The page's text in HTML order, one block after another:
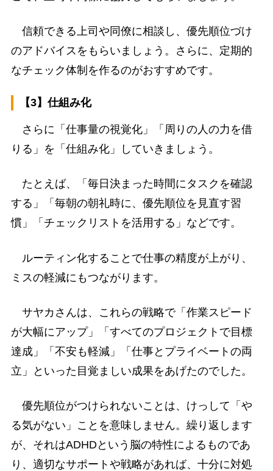
信頼できる上司や同僚に相談し、優先順位づけ
のアドバイスをもらいましょう。さらに、定期的
なチェック体制を作るのがおすすめです。
【3】仕組み化
さらに「仕事量の視覚化」「周りの人の力を借
りる」を「仕組み化」していきましょう。
たとえば、「毎日決まった時間にタスクを確認
する」「毎朝の朝礼時に、優先順位を見直す習
慣」「チェックリストを活用する」などです。
ルーティン化することで仕事の精度が上がり、
ミスの軽減にもつながります。
サヤカさんは、これらの戦略で「作業スピード
が大幅にアップ」「すべてのプロジェクトで目標
達成」「不安も軽減」「仕事とプライベートの両
立」といった目覚ましい成果をあげたのでした。
優先順位がつけられないことは、けっして「や
る気がない」ことを意味しません。繰り返します
が、それはADHDという脳の特性によるものであ
り、適切なサポートや戦略があれば、十分に対処